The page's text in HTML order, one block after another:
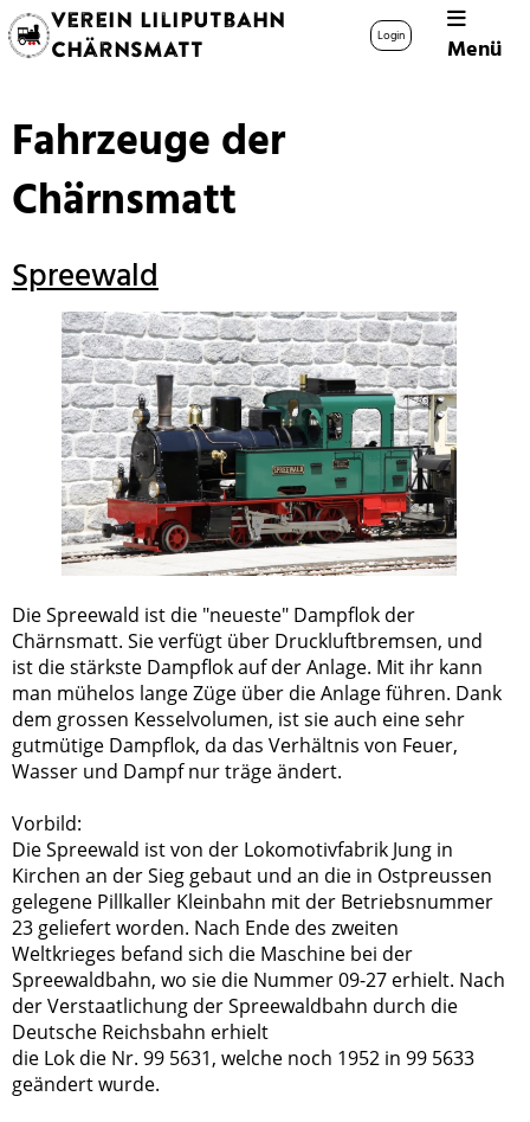
Verein Liliputbahn
Chärnsmatt
Login Menü
Fahrzeuge der
Chärnsmatt
Spreewald
Die Spreewald ist die "neueste" Dampflok der
Chärnsmatt. Sie verfügt über Druckluftbremsen, und
ist die stärkste Dampflok auf der Anlage. Mit ihr kann
man mühelos lange Züge über die Anlage führen. Dank
dem grossen Kesselvolumen, ist sie auch eine sehr
gutmütige Dampflok, da das Verhältnis von Feuer,
Wasser und Dampf nur träge ändert.
Vorbild:
Die Spreewald ist von der Lokomotivfabrik Jung in
Kirchen an der Sieg gebaut und an die in Ostpreussen
gelegene Pillkaller Kleinbahn mit der Betriebsnummer
23 geliefert worden. Nach Ende des zweiten
Weltkrieges befand sich die Maschine bei der
Spreewaldbahn, wo sie die Nummer 09-27 erhielt. Nach
der Verstaatlichung der Spreewaldbahn durch die
Deutsche Reichsbahn erhielt
die Lok die Nr. 99 5631, welche noch 1952 in 99 5633
geändert wurde.